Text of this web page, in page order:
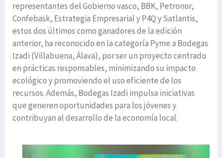
representantes del Gobierno vasco, BBK, Petronor,
Confebask, Estrategia Empresarial y P4Q y Satlantis,
estos dos últimos como ganadores de la edición
anterior, ha reconocido en la categoría Pyme a Bodegas
Izadi (Villabuena, Álava), por ser un proyecto centrado
en prácticas responsables, minimizando su impacto
ecológico y promoviendo el uso eficiente de los
recursos. Además, Bodegas Izadi impulsa iniciativas
que generen oportunidades para los jóvenes y
contribuyan al desarrollo de la economía local.